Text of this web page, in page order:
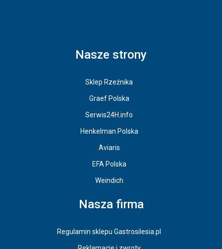
Nasze strony
Sklep Rzeźnika
Graef Polska
Serwis24H.info
Henkelman Polska
Aviaris
EFA Polska
Weindich
Nasza firma
Regulamin sklepu Gastrosilesia.pl